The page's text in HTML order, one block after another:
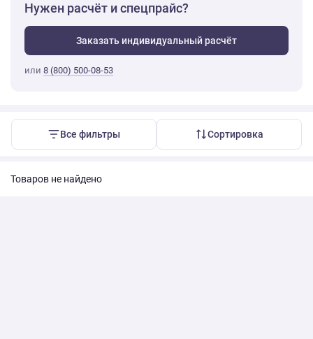
Нужен расчёт и спецпрайс?
Заказать индивидуальный расчёт
или 8 (800) 500-08-53
Все фильтры Сортировка
Товаров не найдено